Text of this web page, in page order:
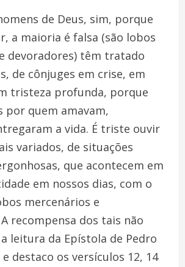
de Deus, sim, porque
a maioria é falsa (são lobos
devoradores) têm tratado
de cônjuges em crise, em
tristeza profunda, porque
quem amavam,
a vida. É triste ouvir
variados, de situações
que acontecem em
em nossos dias, com o
mercenários e
recompensa dos tais não
leitura da Epístola de Pedro
destaco os versículos 12, 14